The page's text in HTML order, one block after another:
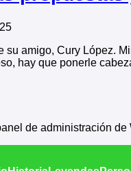
su amigo, Cury López.
hay que ponerle
de administración de